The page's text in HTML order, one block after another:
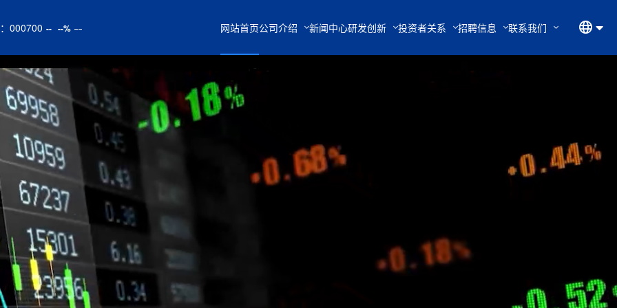
000700 -- --% 网站首页公司介绍 新闻中心研发创新 投资者关系 招聘信息 联系我们